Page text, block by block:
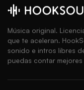
Música original.
que te aceleran.
sonido e intros libres
puedas contar